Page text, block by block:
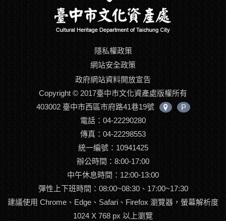
隱私權政策
網站安全政策
政府網站資料開放宣告
Copyright © 2017臺中市文化資產處版權所有
403002 臺中市西區市府路41巷19號
中
P
電話：04-22290280
傳真：04-22298553
統一編號：10941425
辦公時間：8:00-17:00
中午休息時間：12:00-13:00
彈性上下班時間：08:00~08:30、17:00~17:30
建議使用 Chrome、Edge、Safari、Firefox 瀏覽器，螢幕解析度
1024 X 768 px 以上瀏覽